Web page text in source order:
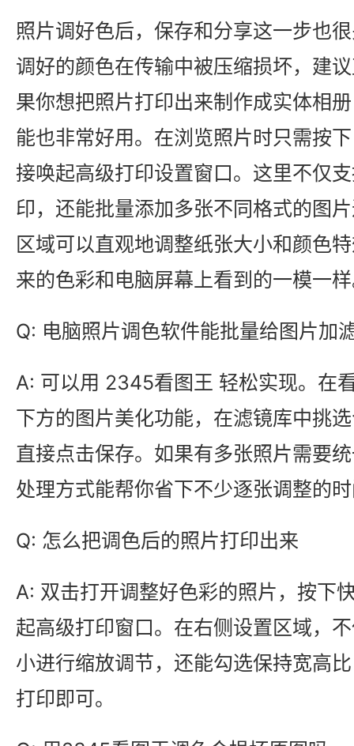
照片调好色后，保存和分享这一步也
调好的颜色在传输中被压缩损坏，建
果你想把照片打印出来制作成实体相
能也非常好用。在浏览照片时只需按
接唤起高级打印设置窗口。这里不仅
印，还能批量添加多张不同格式的图
区域可以直观地调整纸张大小和颜色
来的色彩和电脑屏幕上看到的一模一
Q: 电脑照片调色软件能批量给图片加
A: 可以用 2345看图王 轻松实现。在
下方的图片美化功能，在滤镜库中挑
直接点击保存。如果有多张照片需要
处理方式能帮你省下不少逐张调整的
Q: 怎么把调色后的照片打印出来
A: 双击打开调整好色彩的照片，按下
起高级打印窗口。在右侧设置区域，
小进行缩放调节，还能勾选保持宽高
打印即可。